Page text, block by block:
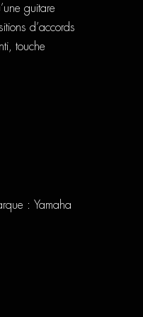
guitare
d’accords
touche
: Yamaha